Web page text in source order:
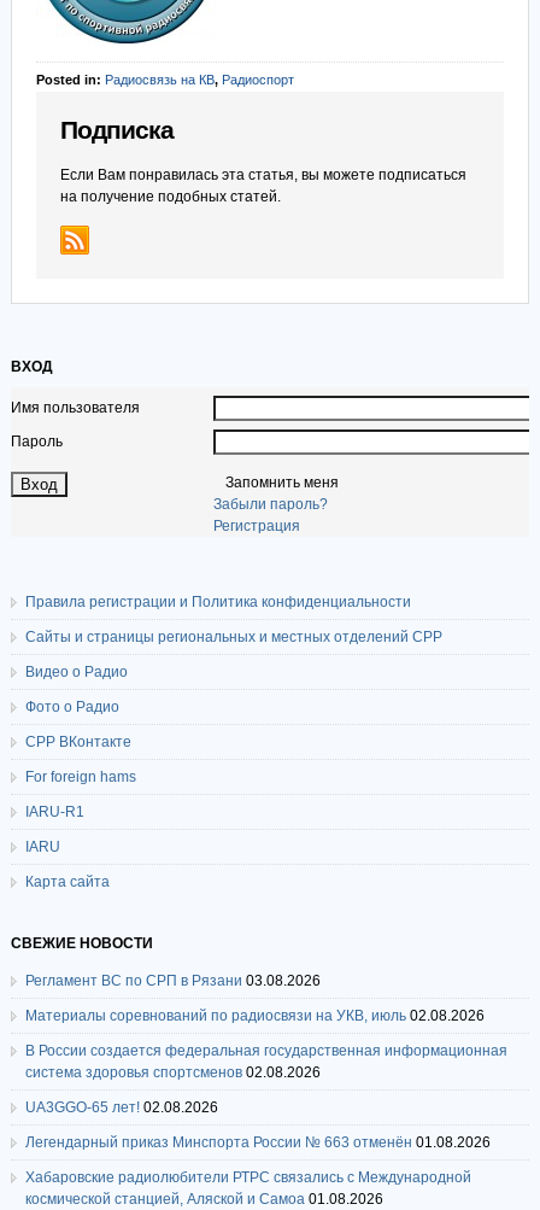
Posted in: Радиосвязь на КВ, Радиоспорт
Подписка
Если Вам понравилась эта статья, вы можете подписаться
на получение подобных статей.
ВХОД
Имя пользователя
Пароль
Запомнить меня
Забыли пароль?
Регистрация
Правила регистрации и Политика конфиденциальности
Сайты и страницы региональных и местных отделений СРР
Видео о Радио
Фото о Радио
СРР ВКонтакте
For foreign hams
IARU-R1
IARU
Карта сайта
СВЕЖИЕ НОВОСТИ
Регламент ВС по СРП в Рязани 03.08.2026
Материалы соревнований по радиосвязи на УКВ, июль 02.08.2026
В России создается федеральная государственная информационная
система здоровья спортсменов 02.08.2026
UA3GGO-65 лет! 02.08.2026
Легендарный приказ Минспорта России № 663 отменён 01.08.2026
Хабаровские радиолюбители РТРС связались с Международной
космической станцией, Аляской и Самоа 01.08.2026